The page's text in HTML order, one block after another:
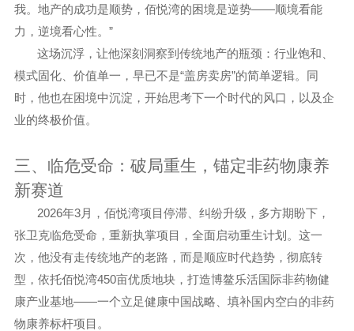
我。地产的成功是顺势，佰悦湾的困境是逆势——顺境看能
力，逆境看心性。 ”
这场沉浮，让他深刻洞察到传统地产的瓶颈：行业饱和、
模式固化、价值单一，早已不是“盖房卖房”的简单逻辑。同
时，他也在困境中沉淀，开始思考下一个时代的风口，以及企
业的终极价值。
三、临危受命：破局重生，锚定非药物康养
新赛道
2026年3月
，佰悦湾项目停滞、纠纷升级，多方期盼下，
张卫克临危受命，重新执掌项目，全面启动重生计划 。这一
次，他没有走传统地产的老路，而是顺应时代趋势，彻底转
型，依托佰悦湾450亩优质地块，打造博鳌乐活国际非药物健
康产业基地——一个立足健康中国战略、填补国内空白的非药
物康养标杆项目。